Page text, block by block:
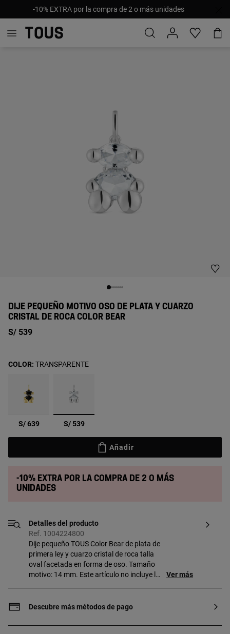
-10% EXTRA por la compra de 2 o más unidades
DIJE PEQUEÑO MOTIVO OSO DE PLATA Y CUARZO
CRISTAL DE ROCA COLOR BEAR
S/ 539
S/ 639 seleccionado
S/ 539
COLOR: TRANSPARENTE
Añadir
-10% extra por la compra de 2 o más
unidades
Detalles del producto
Ref. 1004224800
Dije pequeño TOUS Color Bear de plata de
primera ley y cuarzo cristal de roca talla
oval facetada en forma de oso. Tamaño
motivo: 14 mm. Este artículo no incluye la
Ver más
Descubre más métodos de pago